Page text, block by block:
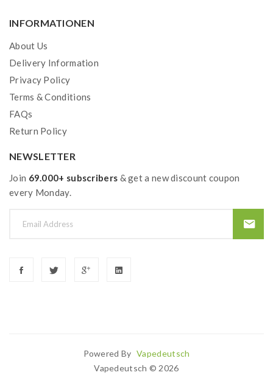
INFORMATIONEN
About Us
Delivery Information
Privacy Policy
Terms & Conditions
FAQs
Return Policy
NEWSLETTER
Join 69.000+ subscribers & get a new discount coupon
every Monday.
Powered By
78win Slot Gacor 78win
Vapedeutsch
Vapedeutsch © 2026